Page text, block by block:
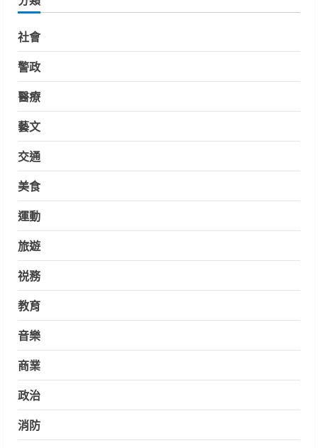
社會
警政
醫療
藝文
交通
美食
運動
旅遊
祱務
教育
音樂
商業
政治
消防